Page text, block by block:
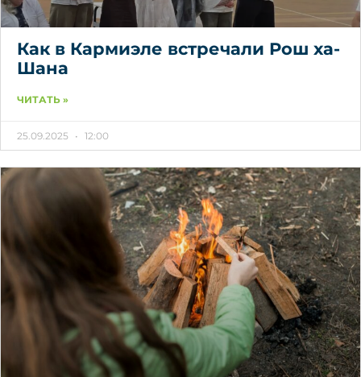
Как в Кармиэле встречали Рош ха-
Шана
ЧИТАТЬ »
25.09.2025 12:00